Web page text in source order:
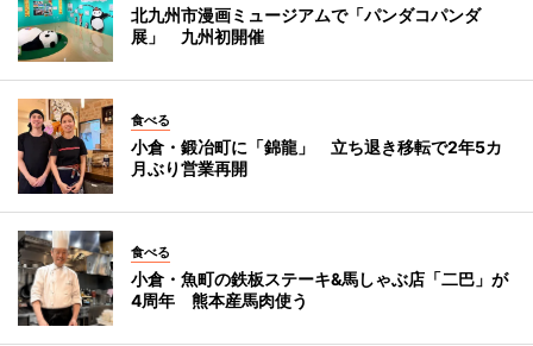
北九州市漫画ミュージアムで「パンダコパンダ
展」 九州初開催
食べる
小倉・鍛冶町に「錦龍」 立ち退き移転で2年5カ
月ぶり営業再開
食べる
小倉・魚町の鉄板ステーキ&馬しゃぶ店「二巴」が
4周年 熊本産馬肉使う